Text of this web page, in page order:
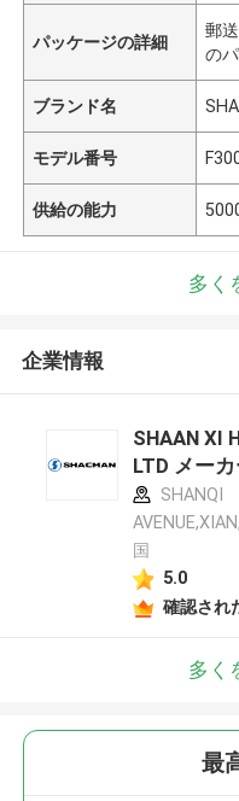
パッケージの詳細
郵
のパ
ブランド名
モデル番号
供給の能力
多く
企業情報
SHAAN XI
LTD メー
SHANQI
国
5.0
確認され
多く
最